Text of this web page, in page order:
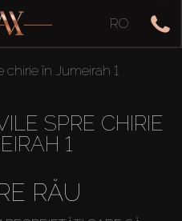
RO
chirie în Jumeirah 1
SPRE CHIRIE
1
RĂU